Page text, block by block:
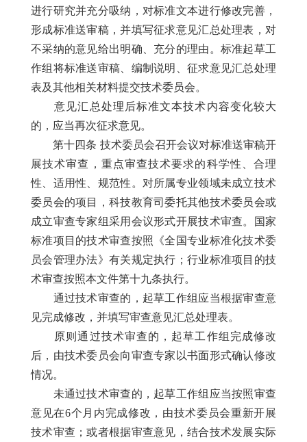
进行研究并充分吸纳，对标准文本进行修改完善，
形成标准送审稿，并填写征求意见汇总处理表，对
不采纳的意见给出明确、充分的理由。标准起草工
作组将标准送审稿、编制说明、征求意见汇总处理
表及其他相关材料提交技术委员会。
意见汇总处理后标准文本技术内容变化较大
的，应当再次征求意见。
第十四条 技术委员会召开会议对标准送审稿开
展技术审查，重点审查技术要求的科学性、合理
性、适用性、规范性。对所属专业领域未成立技术
委员会的项目，科技教育司委托其他技术委员会或
成立审查专家组采用会议形式开展技术审查。国家
标准项目的技术审查按照《全国专业标准化技术委
员会管理办法》有关规定执行；行业标准项目的技
术审查按照本文件第十九条执行。
通过技术审查的，起草工作组应当根据审查意
见完成修改，并填写审查意见汇总处理表。
原则通过技术审查的，起草工作组完成修改
后，由技术委员会向审查专家以书面形式确认修改
情况。
未通过技术审查的，起草工作组应当按照审查
意见在6个月内完成修改，由技术委员会重新开展
技术审查；或者根据审查意见，结合技术发展实际